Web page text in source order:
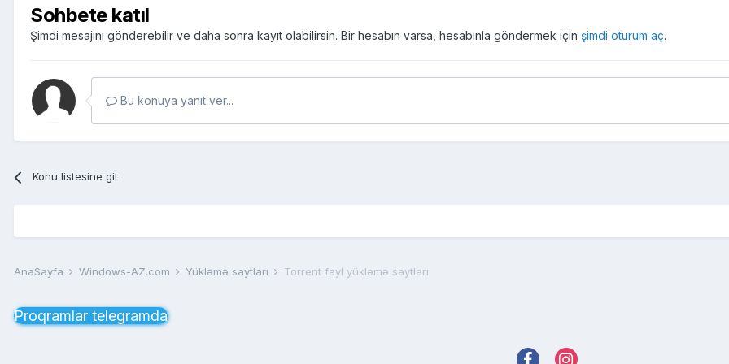
Sohbete katıl
Şimdi mesajını gönderebilir ve daha sonra kayıt olabilirsin. Bir hesabın varsa, hesabınla göndermek için şimdi oturum aç.
Bu konuya yanıt ver...
Konu listesine git
AnaSayfa Windows-AZ.com Yükləmə saytları Torrent fayl yükləmə saytları
Proqramlar telegramda